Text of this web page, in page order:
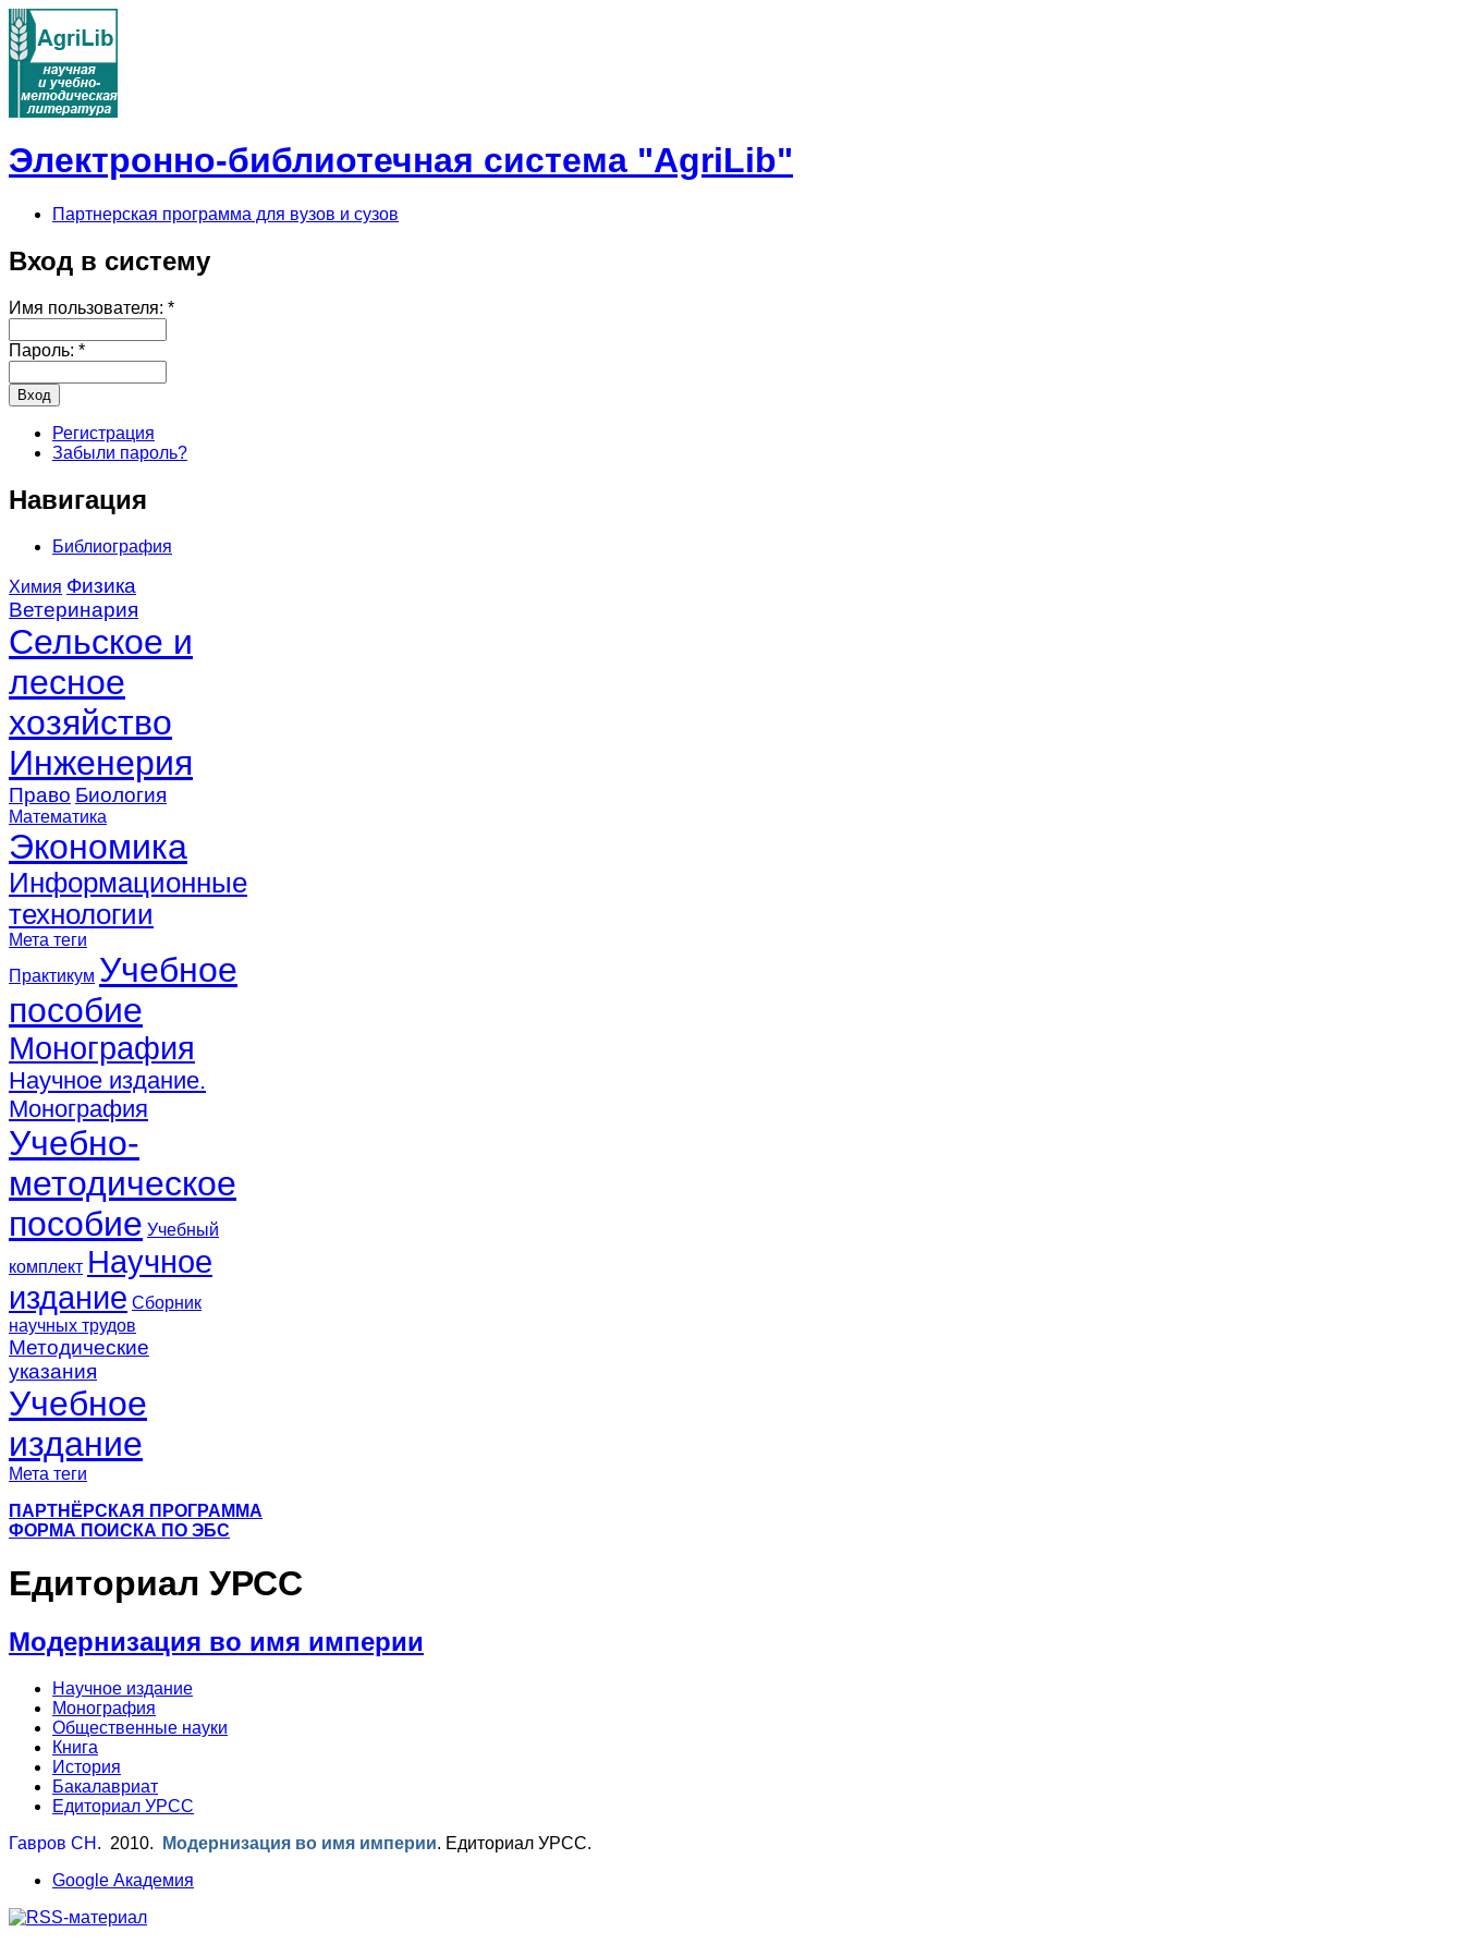
Электронно-библиотечная система "AgriLib"
Партнерская программа для вузов и сузов
Вход в систему
Имя пользователя: *
Пароль: *
Регистрация
Забыли пароль?
Навигация
Библиография
Химия Физика
Ветеринария
Сельское и
лесное
хозяйство
Инженерия
Право Биология
Математика
Экономика
Информационные
технологии
Мета теги
Практикум Учебное
пособие
Монография
Научное издание.
Монография
Учебно-
методическое
пособие Учебный
комплект Научное
издание Сборник
научных трудов
Методические
указания
Учебное
издание
Мета теги
ПАРТНЁРСКАЯ ПРОГРАММА
ФОРМА ПОИСКА ПО ЭБС
Едиториал УРСС
Модернизация во имя империи
Научное издание
Монография
Общественные науки
Книга
История
Бакалавриат
Едиториал УРСС
Гавров СН . 2010. Модернизация во имя империи. Едиториал УРСС.
Google Академия